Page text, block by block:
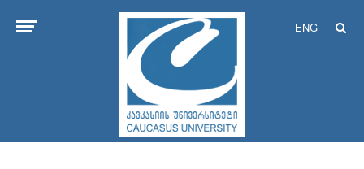
ENG